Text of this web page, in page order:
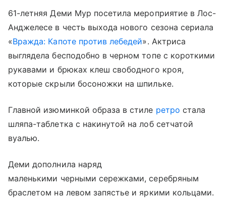
61-летняя Деми Мур посетила мероприятие в Лос-
Анджелесе в честь выхода нового сезона сериала
«Вражда: Капоте против лебедей». Актриса
выглядела бесподобно в черном топе с короткими
рукавами и брюках клеш свободного кроя,
которые скрыли босоножки на шпильке.
Главной изюминкой образа в стиле ретро стала
шляпа-таблетка с накинутой на лоб сетчатой
вуалью.
Деми дополнила наряд
маленькими черными сережками, серебряным
браслетом на левом запястье и яркими кольцами.